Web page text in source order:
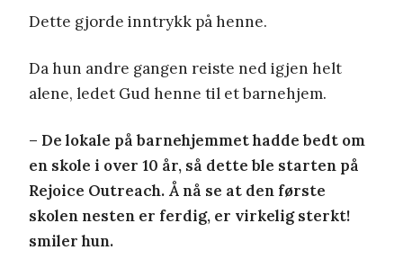
Dette gjorde inntrykk på henne.
Da hun andre gangen reiste ned igjen helt
alene, ledet Gud henne til et barnehjem.
– De lokale på barnehjemmet hadde bedt om
en skole i over 10 år, så dette ble starten på
Rejoice Outreach. Å nå se at den første
skolen nesten er ferdig, er virkelig sterkt!
smiler hun.